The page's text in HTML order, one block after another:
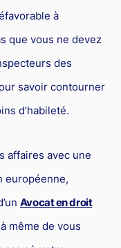
à
que vous ne devez
des
savoir contourner
d’habileté.
affaires avec une
européenne,
Avocat en droit
même de vous